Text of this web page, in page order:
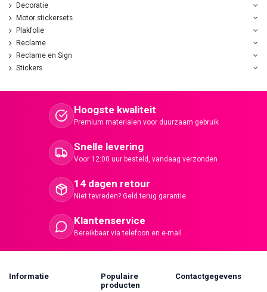
Decoratie
Motor stickersets
Plakfolie
Reclame
Reclame en Sign
Stickers
Hoogste kwaliteit
Premium materialen voor duurzaam gebruik
Snelle levering
Voor 12:00 uur besteld, vandaag verzonden
14 dagen retour
Niet tevreden? Geld terug garantie
Klantenservice
Bereikbaar via telefoon en e-mail
Informatie
Populaire
producten
Contactgegevens